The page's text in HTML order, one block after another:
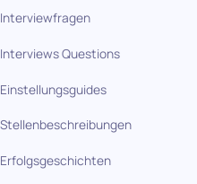
Interviewfragen
Interviews Questions
Einstellungsguides
Stellenbeschreibungen
Erfolgsgeschichten